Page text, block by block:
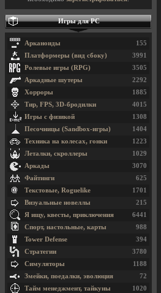
Игры для PC
155
Арканоиды
3991
Платформеры (вид сбоку)
3505
Ролевые игры (RPG)
2292
Аркадные шутеры
1885
Хорроры
4015
Тир, FPS, 3D-бродилки
1308
Игры с физикой
1404
Песочницы (Sandbox-игры)
1223
Техника на колесах, гонки
1029
Леталки, скроллеры
3070
Аркады
625
Файтинги
1701
Текстовые, Roguelike
215
Визуальные новеллы
6441
Я ищу, квесты, приключения
988
Спорт, настольные, карты
394
Tower Defense
3780
Стратегии
1188
Симуляторы
72
Змейки, поедалки, эволюция
1020
Тайм менеджмент, тайкуны